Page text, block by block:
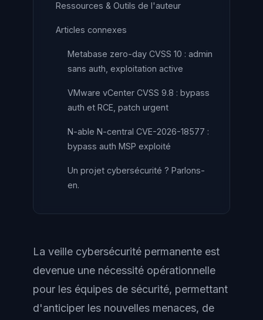
Ressources & Outils de l'auteur
Articles connexes
Metabase zero-day CVSS 10 : admin
sans auth, exploitation active
VMware vCenter CVSS 9.8 : bypass
auth et RCE, patch urgent
N-able N-central CVE-2026-18577 :
bypass auth MSP exploité
Un projet cybersécurité ? Parlons-
en.
La veille cybersécurité permanente est
devenue une nécessité opérationnelle
pour les équipes de sécurité, permettant
d'anticiper les nouvelles menaces, de